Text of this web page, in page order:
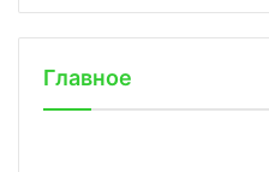
Главное